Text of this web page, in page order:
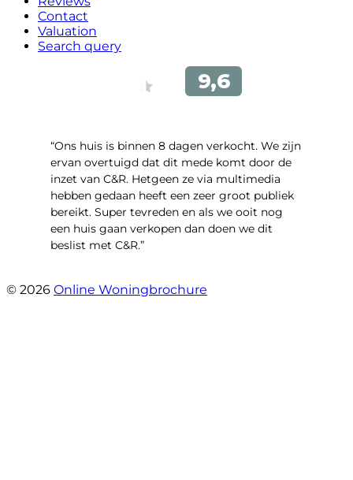
Contact
Valuation
Search query
“Ons huis is binnen 8 dagen verkocht. We zijn
ervan overtuigd dat dit mede komt door de
inzet van C&R. Hetgeen ze via multimedia
hebben gedaan heeft een zeer groot publiek
bereikt. Super tevreden en als we ooit nog
een huis gaan verkopen dan doen we dit
beslist met C&R.”
© 2026 Online Woningbrochure